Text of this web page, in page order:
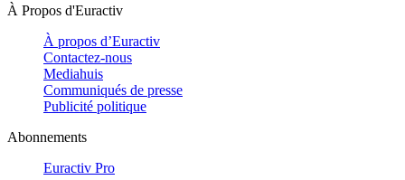
À Propos d'Euractiv
À propos d’Euractiv
Contactez-nous
Mediahuis
Communiqués de presse
Publicité politique
Abonnements
Euractiv Pro